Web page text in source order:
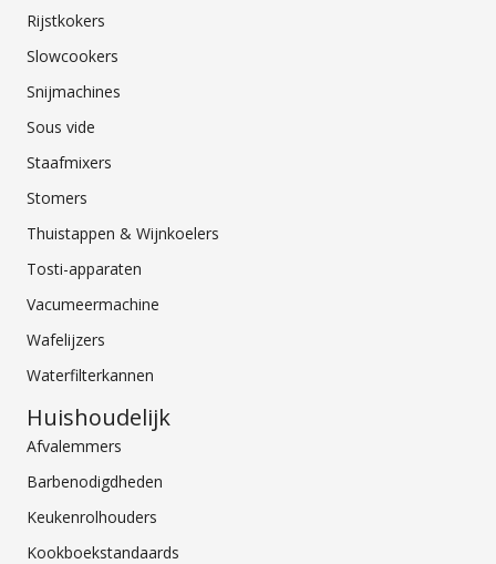
Rijstkokers
Slowcookers
Snijmachines
Sous vide
Staafmixers
Stomers
Thuistappen & Wijnkoelers
Tosti-apparaten
Vacumeermachine
Wafelijzers
Waterfilterkannen
Huishoudelijk
Afvalemmers
Barbenodigdheden
Keukenrolhouders
Kookboekstandaards